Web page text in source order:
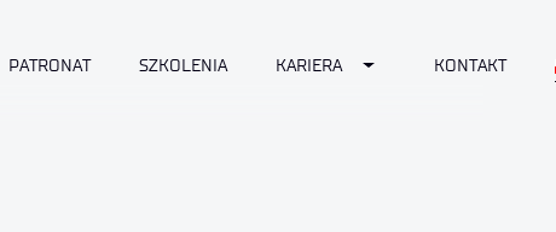
PATRONAT SZKOLENIA KARIERA Toggle Dropdown
KONTAKT